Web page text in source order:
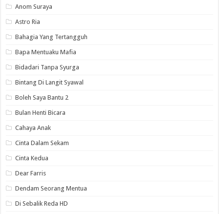
Anom Suraya
Astro Ria
Bahagia Yang Tertangguh
Bapa Mentuaku Mafia
Bidadari Tanpa Syurga
Bintang Di Langit Syawal
Boleh Saya Bantu 2
Bulan Henti Bicara
Cahaya Anak
Cinta Dalam Sekam
Cinta Kedua
Dear Farris
Dendam Seorang Mentua
Di Sebalik Reda HD